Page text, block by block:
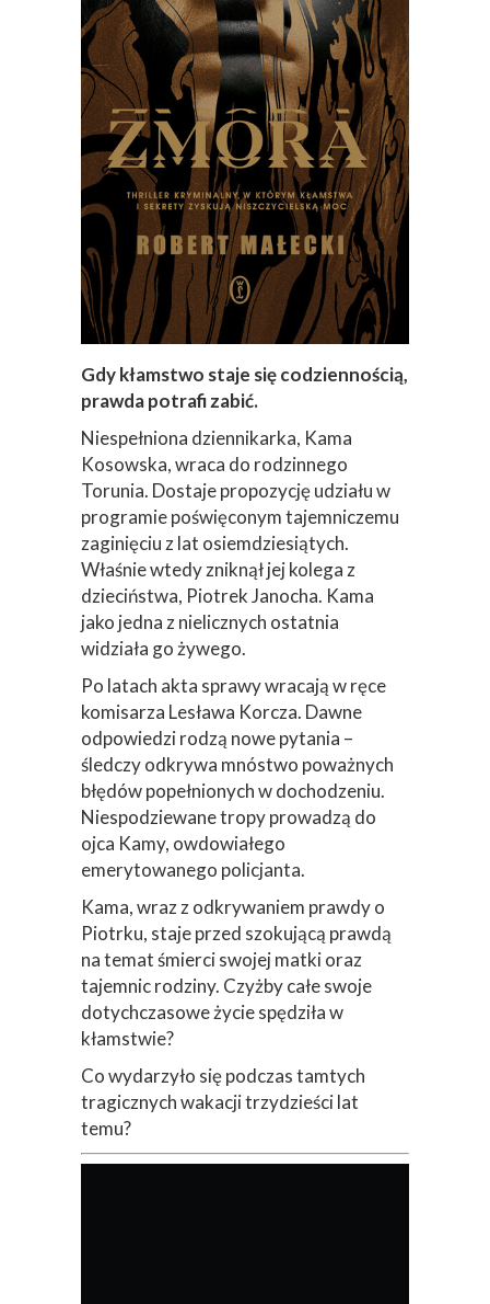
Gdy kłamstwo staje się codziennością,
prawda potrafi zabić.
Niespełniona dziennikarka, Kama
Kosowska, wraca do rodzinnego
Torunia. Dostaje propozycję udziału w
programie poświęconym tajemniczemu
zaginięciu z lat osiemdziesiątych.
Właśnie wtedy zniknął jej kolega z
dzieciństwa, Piotrek Janocha. Kama
jako jedna z nielicznych ostatnia
widziała go żywego.
Po latach akta sprawy wracają w ręce
komisarza Lesława Korcza. Dawne
odpowiedzi rodzą nowe pytania –
śledczy odkrywa mnóstwo poważnych
błędów popełnionych w dochodzeniu.
Niespodziewane tropy prowadzą do
ojca Kamy, owdowiałego
emerytowanego policjanta.
Kama, wraz z odkrywaniem prawdy o
Piotrku, staje przed szokującą prawdą
na temat śmierci swojej matki oraz
tajemnic rodziny. Czyżby całe swoje
dotychczasowe życie spędziła w
kłamstwie?
Co wydarzyło się podczas tamtych
tragicznych wakacji trzydzieści lat
temu?